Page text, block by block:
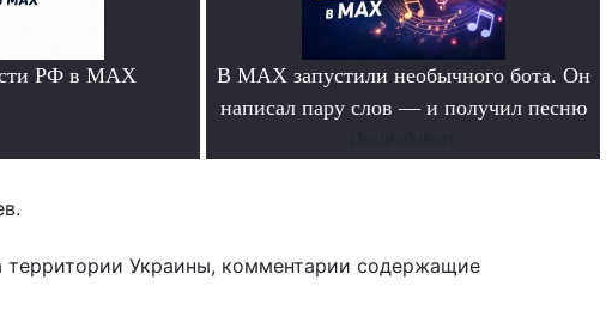
РФ в MAX
В MAX запустили необычного бота. Он
написал пару слов — и получил песню
Украины, комментарии содержащие